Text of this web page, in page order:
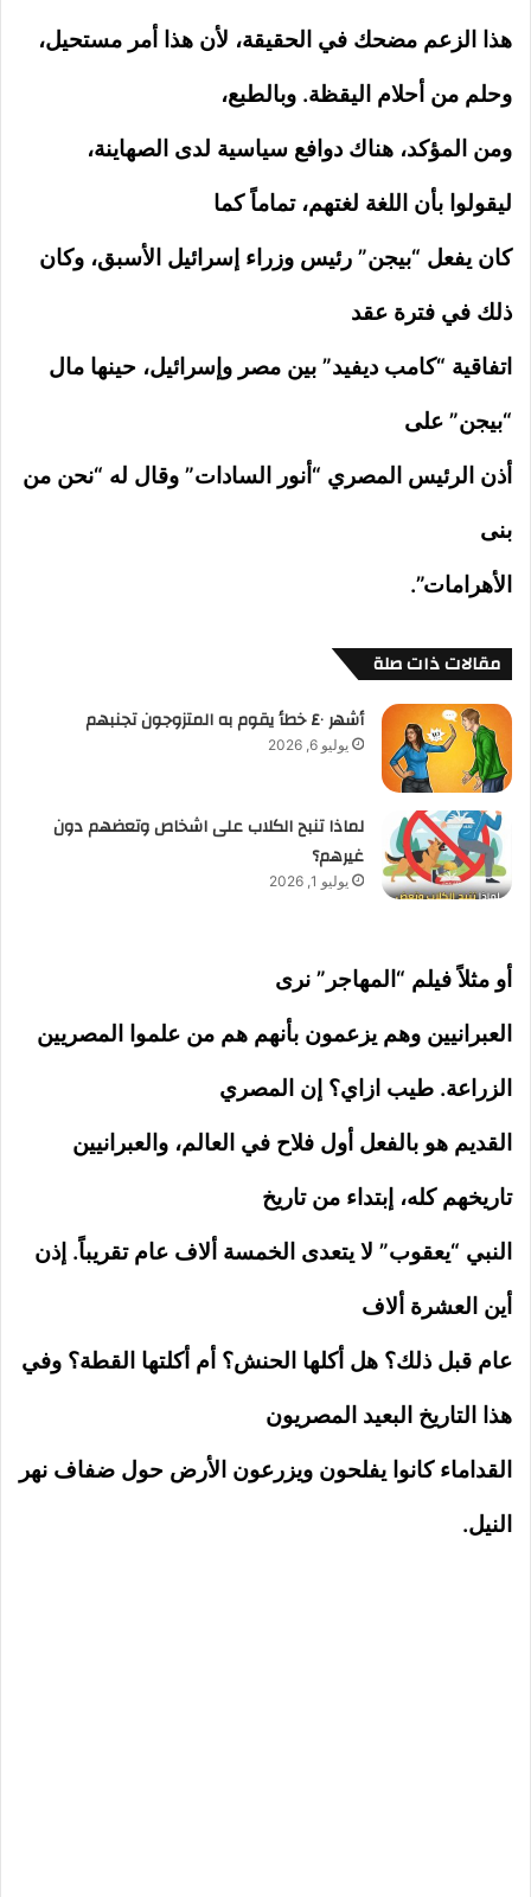
هذا الزعم مضحك في الحقيقة، لأن هذا أمر مستحيل،
وحلم من أحلام اليقظة. وبالطبع،
ومن المؤكد، هناك دوافع سياسية لدى الصهاينة،
ليقولوا بأن اللغة لغتهم، تماماً كما
كان يفعل “بيجن” رئيس وزراء إسرائيل الأسبق، وكان
ذلك في فترة عقد
اتفاقية “كامب ديفيد” بين مصر وإسرائيل، حينها مال
“بيجن” على
أذن الرئيس المصري “أنور السادات” وقال له “نحن من
بنى
الأهرامات”.
مقالات ذات صلة
أشهر ٤٠ خطأ يقوم به المتزوجون تجنبهم
يوليو 6, 2026
لماذا تنبح الكلاب على اشخاص وتعضهم دون
غيرهم؟
يوليو 1, 2026
أو مثلاً فيلم “المهاجر” نرى
العبرانيين وهم يزعمون بأنهم هم من علموا المصريين
الزراعة. طيب ازاي؟ إن المصري
القديم هو بالفعل أول فلاح في العالم، والعبرانيين
تاريخهم كله، إبتداء من تاريخ
النبي “يعقوب” لا يتعدى الخمسة ألاف عام تقريباً. إذن
أين العشرة ألاف
عام قبل ذلك؟ هل أكلها الحنش؟ أم أكلتها القطة؟ وفي
هذا التاريخ البعيد المصريون
القداماء كانوا يفلحون ويزرعون الأرض حول ضفاف نهر
النيل.